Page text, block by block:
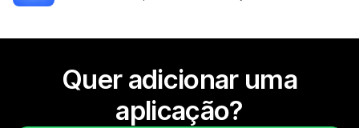
Quer adicionar uma
aplicação?